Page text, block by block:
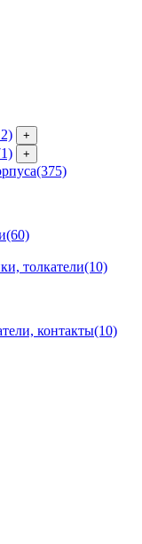
+
+
(375)
(60)
толкатели(10)
контакты(10)